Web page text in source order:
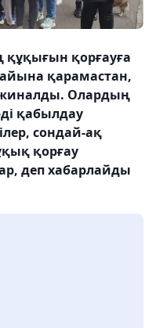
құқығын қорғауға
қарамастан,
Олардың
қабылдау
сондай-ақ
қорғау
деп хабарлайды